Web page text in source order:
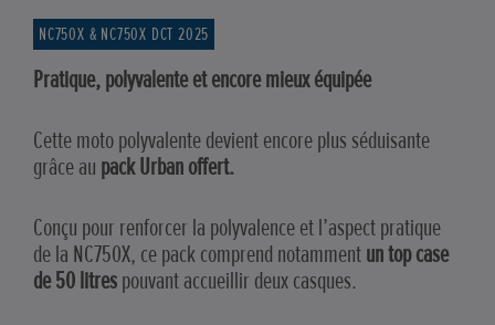
NC750X & NC750X DCT 2025
Pratique, polyvalente et encore mieux équipée
Cette moto polyvalente devient encore plus séduisante
grâce au pack Urban offert.
Conçu pour renforcer la polyvalence et l’aspect pratique
de la NC750X, ce pack comprend notammentun top case
de 50 litrespouvant accueillir deux casques.